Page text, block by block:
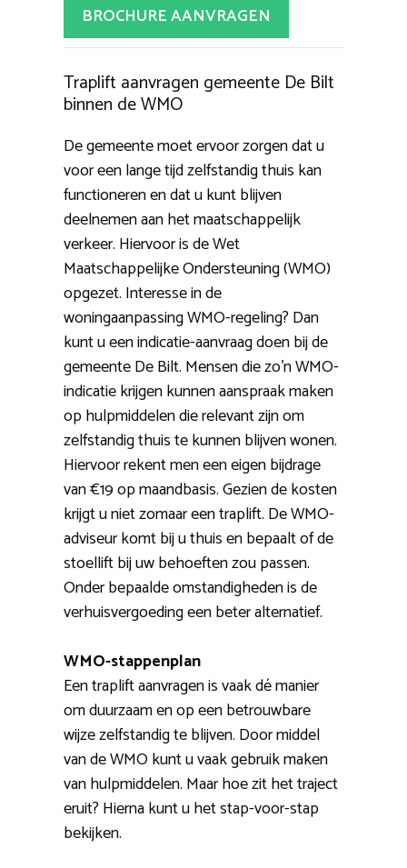
BROCHURE AANVRAGEN
Traplift aanvragen gemeente De Bilt
binnen de WMO
De gemeente moet ervoor zorgen dat u
voor een lange tijd zelfstandig thuis kan
functioneren en dat u kunt blijven
deelnemen aan het maatschappelijk
verkeer. Hiervoor is de Wet
Maatschappelijke Ondersteuning (WMO)
opgezet. Interesse in de
woningaanpassing WMO-regeling? Dan
kunt u een indicatie-aanvraag doen bij de
gemeente De Bilt. Mensen die zo’n WMO-
indicatie krijgen kunnen aanspraak maken
op hulpmiddelen die relevant zijn om
zelfstandig thuis te kunnen blijven wonen.
Hiervoor rekent men een eigen bijdrage
van €19 op maandbasis. Gezien de kosten
krijgt u niet zomaar een traplift. De WMO-
adviseur komt bij u thuis en bepaalt of de
stoellift bij uw behoeften zou passen.
Onder bepaalde omstandigheden is de
verhuisvergoeding een beter alternatief.
WMO-stappenplan
Een traplift aanvragen is vaak dé manier
om duurzaam en op een betrouwbare
wijze zelfstandig te blijven. Door middel
van de WMO kunt u vaak gebruik maken
van hulpmiddelen. Maar hoe zit het traject
eruit? Hierna kunt u het stap-voor-stap
bekijken.